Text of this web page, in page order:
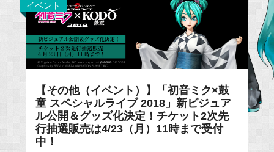
イベント
【その他（イベント）】「初音ミク×鼓
童 スペシャルライブ 2018」新ビジュア
ル公開＆グッズ化決定！チケット2次先
行抽選販売は4/23（月）11時まで受付
中！